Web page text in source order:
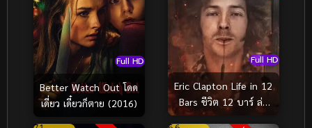
Full HD
Better Watch Out โดด
เดี่ยว เดี๋ยวก็ตาย (2016)
Full HD
Eric Clapton Life in 12
Bars ชีวิต 12 บาร์ ล่า
ฝัน (2017)